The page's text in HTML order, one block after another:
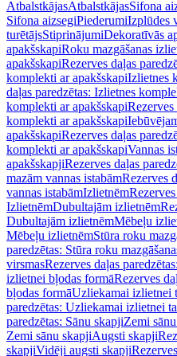
AtbalstkājasAtbalstkājasSifona
Sifona aizsegiPiederumiIzplūdes
turētājsStiprinājumiDekoratīvās
apakšskapiRoku mazgāšanas
apakšskapiRezerves daļas
komplekti ar apakšskapiIzlietnes
daļas paredzētas: Izlietnes
komplekti ar apakšskapi
komplekti ar apakšskapi
apakšskapiRezerves daļas
komplekti ar apakšskapiVannas
apakšskapjiRezerves daļas
mazām vannas istabāmRezerves
vannas istabāmIzlietnēm
IzlietnēmDubultajām izlietnēm
Dubultajām izlietnēmMēbeļu
Mēbeļu izlietnēmStūra roku
paredzētas: Stūra roku
virsmasRezerves daļas
izlietnei bļodas formāRezerves
bļodas formāUzliekamai izlietnei
paredzētas: Uzliekamai izlietnei
paredzētas: Sānu skapjiZemi
Zemi sānu skapjiAugsti skapji
skapjiVidēji augsti skapji